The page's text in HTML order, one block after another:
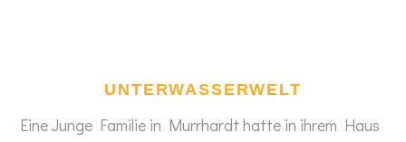
UNTERWASSERWELT
Eine Junge Familie in Murrhardt hatte in ihrem Haus